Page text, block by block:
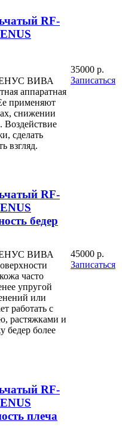
RF-
ВИВА
аппаратная
применяют
снижении
Воздействие
сделать
взгляд.
35000 р.
Записаться
RF-
бедер
ВИВА
часто
упругой
или
работать с
растяжками и
бедер более
45000 р.
Записаться
RF-
плеча